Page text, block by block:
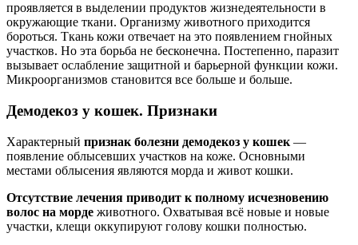
проявляется в выделении продуктов жизнедеятельности в
окружающие ткани. Организму животного приходится
бороться. Ткань кожи отвечает на это появлением гнойных
участков. Но эта борьба не бесконечна. Постепенно, паразит
вызывает ослабление защитной и барьерной функции кожи.
Микроорганизмов становится все больше и больше.
Демодекоз у кошек. Признаки
Характерный признак болезни демодекоз у кошек —
появление облысевших участков на коже. Основными
местами облысения являются морда и живот кошки.
Отсутствие лечения приводит к полному исчезновению
волос на морде животного. Охватывая всё новые и новые
участки, клещи оккупируют голову кошки полностью.